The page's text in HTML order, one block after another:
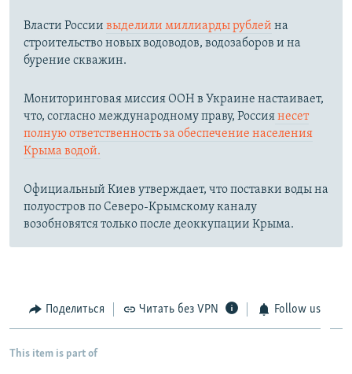
Власти России выделили миллиарды рублей на
строительство новых водоводов, водозаборов и на
бурение скважин.
Мониторинговая миссия ООН в Украине настаивает,
что, согласно международному праву, Россиянесет
полную ответственность за обеспечение населения
Крыма водой.
Официальный Киев утверждает, что поставки воды на
полуостров по Северо-Крымскому каналу
возобновятся только после деоккупации Крыма.
Поделиться Читать без VPN Follow us
This item is part of